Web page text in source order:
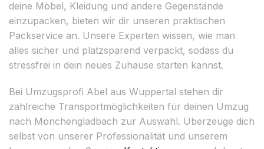
deine Möbel, Kleidung und andere Gegenstände
einzupacken, bieten wir dir unseren praktischen
Packservice an. Unsere Experten wissen, wie man
alles sicher und platzsparend verpackt, sodass du
stressfrei in dein neues Zuhause starten kannst.
Bei Umzugsprofi Abel aus Wuppertal stehen dir
zahlreiche Transportmöglichkeiten für deinen Umzug
nach Mönchengladbach zur Auswahl. Überzeuge dich
selbst von unserer Professionalität und unserem